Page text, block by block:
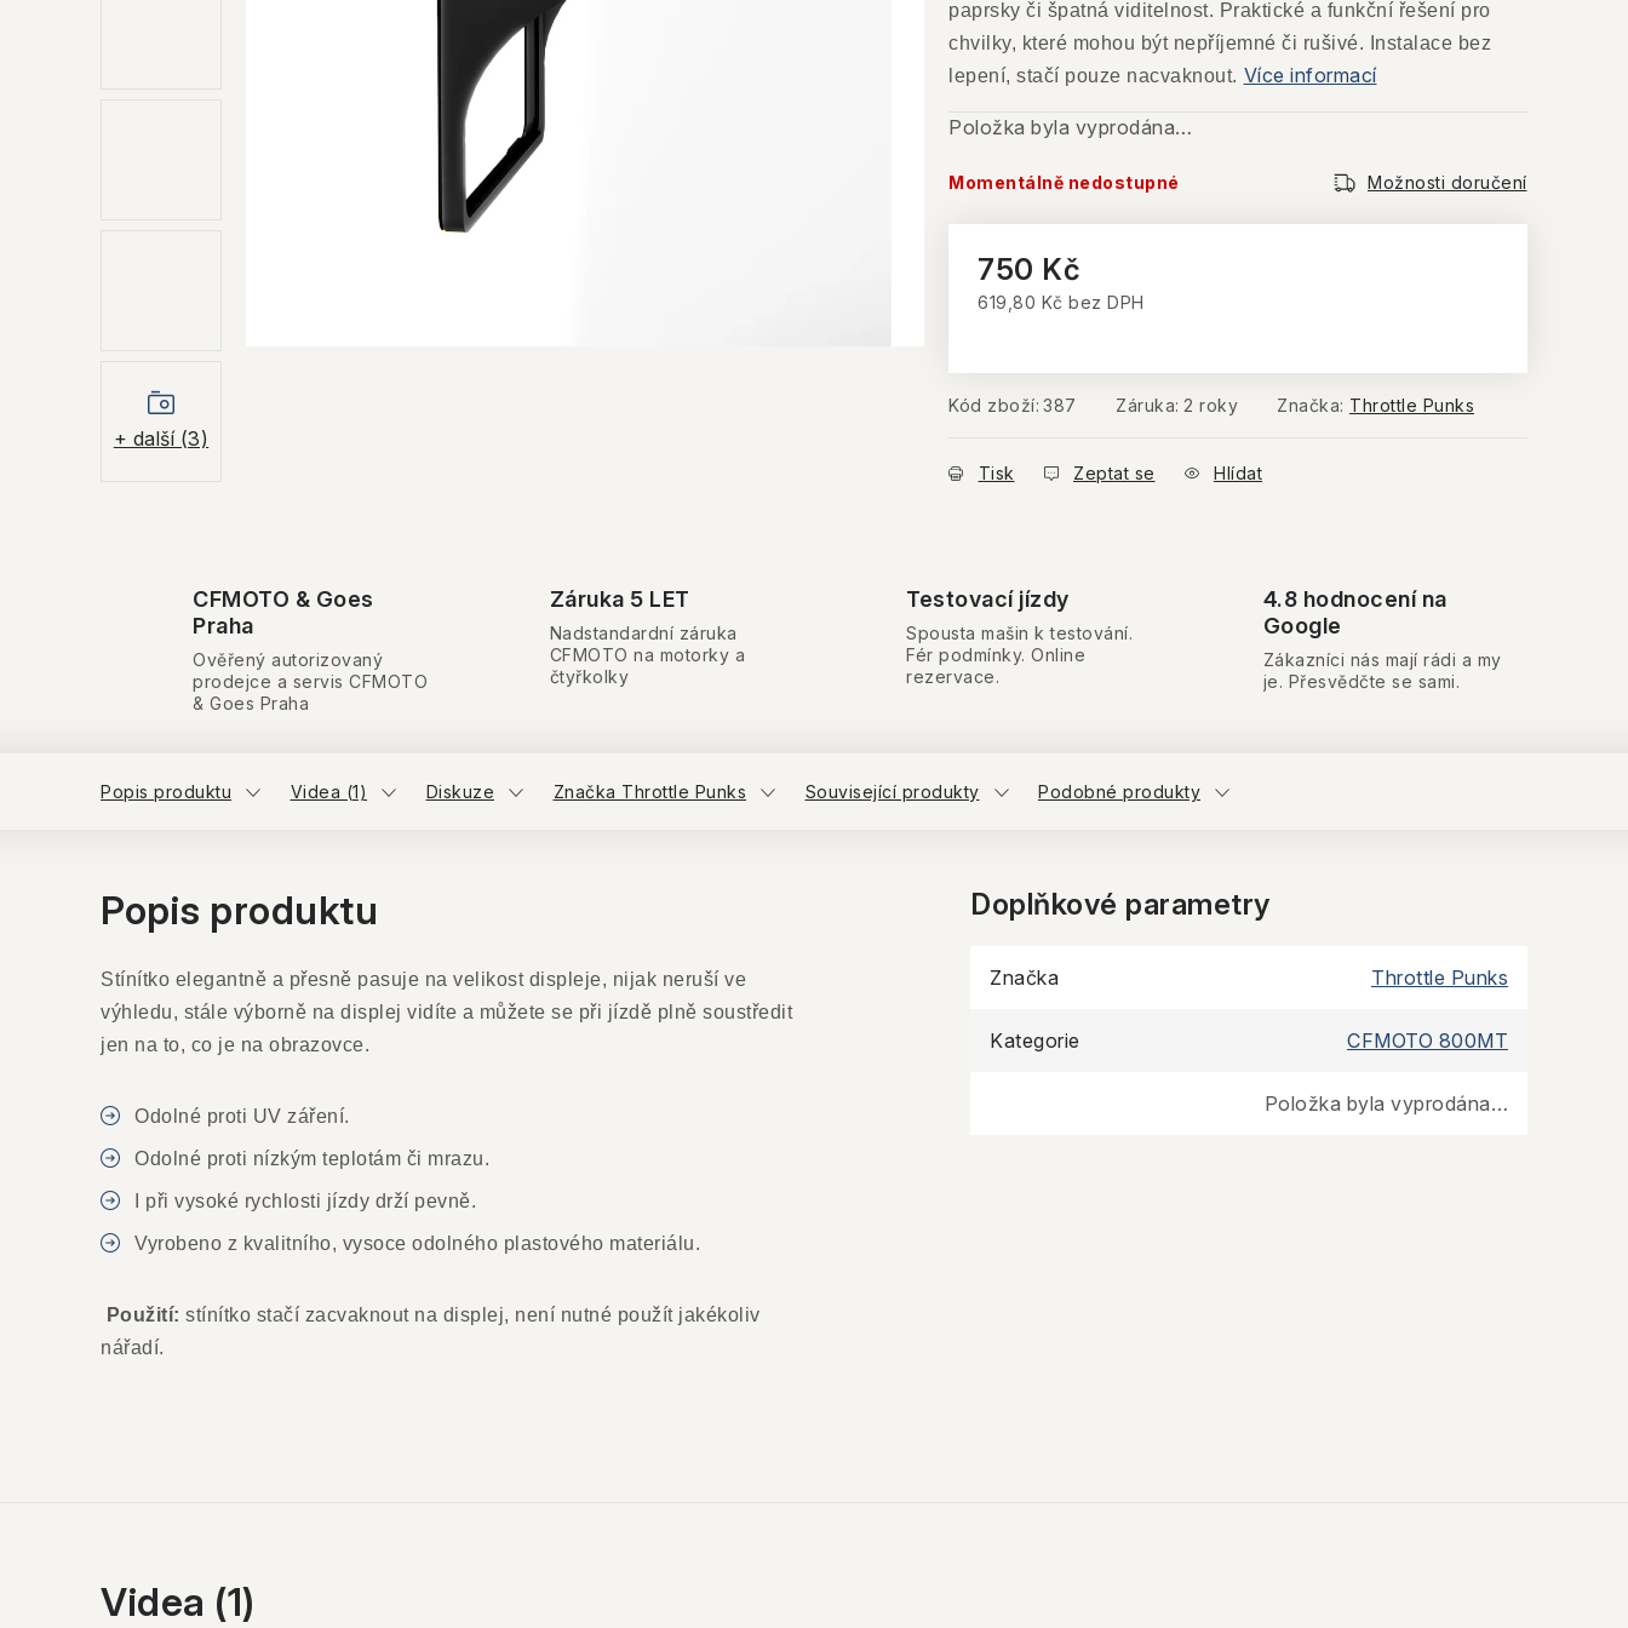
+ další (3)
paprsky či špatná viditelnost. Praktické a funkční řešení pro
chvilky, které mohou být nepříjemné či rušivé. Instalace bez
lepení, stačí pouze nacvaknout. Více informací
Položka byla vyprodána…
Momentálně nedostupné Možnosti doručení
750 Kč
619,80 Kč bez DPH
Kód zboží: 387 Záruka: 2 roky Značka: Throttle Punks
Tisk Zeptat se Hlídat
CFMOTO & Goes
Praha
Ověřený autorizovaný
prodejce a servis CFMOTO
& Goes Praha
Záruka 5 LET
Nadstandardní záruka
CFMOTO na motorky a
čtyřkolky
Testovací jízdy
Spousta mašin k testování.
Fér podmínky. Online
rezervace.
4.8 hodnocení na
Google
Zákazníci nás mají rádi a my
je. Přesvědčte se sami.
Popis produktu Videa (1) Diskuze Značka Throttle Punks Související produkty Podobné produkty
Popis produktu
Stínítko elegantně a přesně pasuje na velikost displeje, nijak neruší ve
výhledu, stále výborně na displej vidíte a můžete se při jízdě plně soustředit
jen na to, co je na obrazovce.
Odolné proti UV záření.
Odolné proti nízkým teplotám či mrazu.
I při vysoké rychlosti jízdy drží pevně.
Vyrobeno z kvalitního, vysoce odolného plastového materiálu.
Použití: stínítko stačí zacvaknout na displej, není nutné použít jakékoliv
nářadí.
Doplňkové parametry
Značka Throttle Punks
Kategorie CFMOTO 800MT
Položka byla vyprodána…
Videa (1)